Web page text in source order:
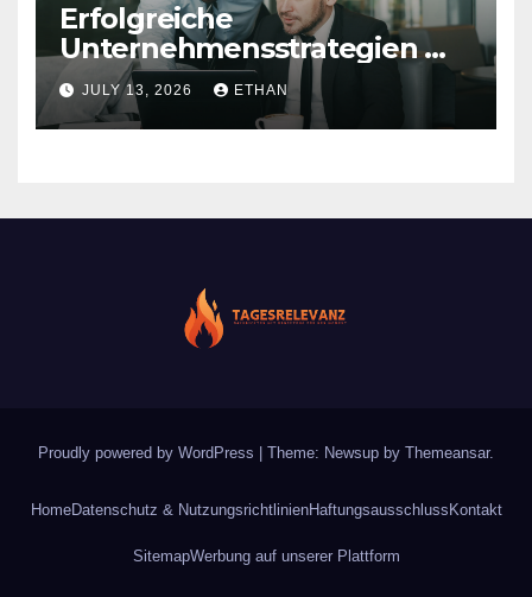
Erfolgreiche
Unternehmensstrategien mit
nachhaltiger Wirkung
JULY 13, 2026 ETHAN
Proudly powered by WordPress Theme: Newsup by Themeansar.
HomeDatenschutz & NutzungsrichtlinienHaftungsausschluss Kontakt
SitemapWerbung auf unserer Plattform